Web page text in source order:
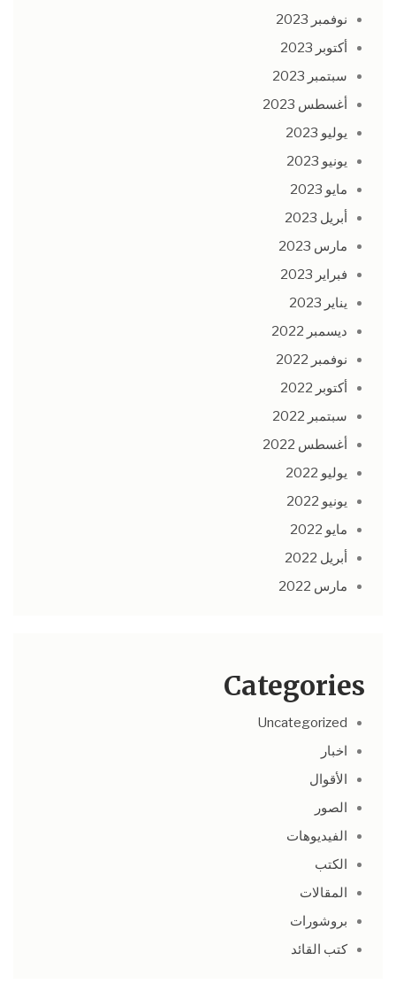
نوفمبر 2023
أكتوبر 2023
سبتمبر 2023
أغسطس 2023
يوليو 2023
يونيو 2023
مايو 2023
أبريل 2023
مارس 2023
فبراير 2023
يناير 2023
ديسمبر 2022
نوفمبر 2022
أكتوبر 2022
سبتمبر 2022
أغسطس 2022
يوليو 2022
يونيو 2022
مايو 2022
أبريل 2022
مارس 2022
Categories
Uncategorized
اخبار
الأقوال
الصور
الفيديوهات
الكتب
المقالات
بروشورات
كتب القائد